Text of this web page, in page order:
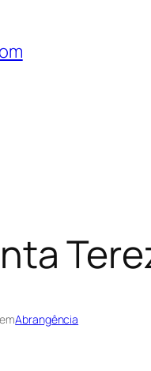
emAbrangência